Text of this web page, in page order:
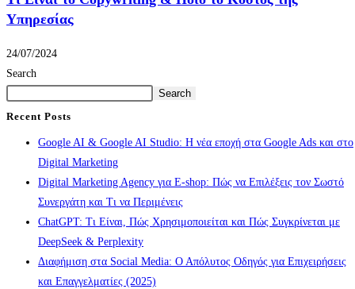
Υπηρεσίας
24/07/2024
Search
Search
Recent Posts
Google AI & Google AI Studio: Η νέα εποχή στα Google Ads και στο
Digital Marketing
Digital Marketing Agency για E-shop: Πώς να Επιλέξεις τον Σωστό
Συνεργάτη και Τι να Περιμένεις
ChatGPT: Τι Είναι, Πώς Χρησιμοποιείται και Πώς Συγκρίνεται με
DeepSeek & Perplexity
Διαφήμιση στα Social Media: Ο Απόλυτος Οδηγός για Επιχειρήσεις
και Επαγγελματίες (2025)